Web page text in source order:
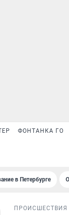
ФОНТАНКА ГО
в Петербурге
ПРОИСШЕСТВИЯ